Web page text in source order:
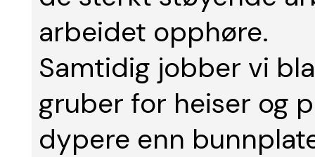
arbeidet opphøre.
Samtidig jobber vi
gruber for heiser og
dypere enn